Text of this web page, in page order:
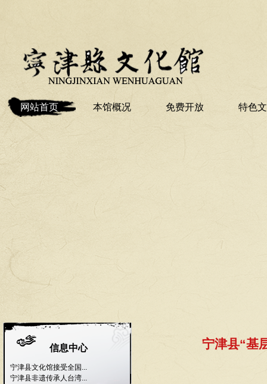
网站首页 本馆概况 免费开放 特色
信息中心
宁津县文化馆接受全国...
宁津县非遗传承人台湾...
宁津县“基